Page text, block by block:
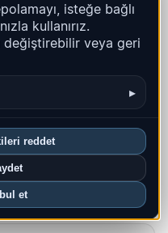
isteğe bağlı
kullanırız.
veya geri
▸
reddet
et
olaylar
En iyi bölgeler SSS